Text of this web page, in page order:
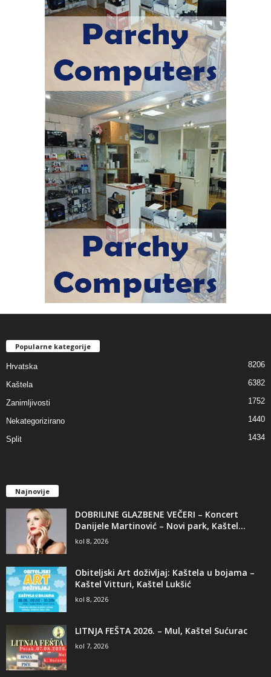
Popularne kategorije
Hrvatska 8206
Kaštela 6382
Zanimljivosti 1752
Nekategorizirano 1440
Split 1434
Najnovije
DOBRILINE GLAZBENE VEČERI – Koncert
Danijele Martinović – Novi park, Kaštel...
kol 8, 2026
Obiteljski Art doživljaj: Kaštela u bojama –
Kaštel Vitturi, Kaštel Lukšić
kol 8, 2026
LITNJA FEŠTA 2026. – Mul, Kaštel Sućurac
kol 7, 2026